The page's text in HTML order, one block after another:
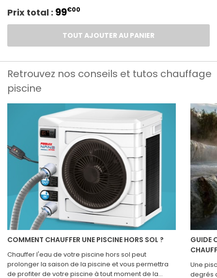
Prix total : 99€00
TOUT AJOUTER AU PANIER
Retrouvez nos conseils et tutos chauffage
piscine
COMMENT CHAUFFER UNE PISCINE HORS SOL ?
Chauffer l'eau de votre piscine hors sol peut
prolonger la saison de la piscine et vous permettra
de profiter de votre piscine à tout moment de la
GUIDE
Une
degrés